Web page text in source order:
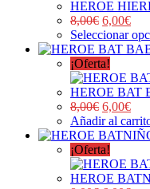
HEROE
8,00€ 6,00€
Seleccionar
¡Oferta!
HEROE BAT
8,00€ 6,00€
Añadir al
¡Oferta!
HEROE